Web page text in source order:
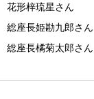
花形梓琉星さん
総座長姫勘九郎さん
総座長橘菊太郎さん